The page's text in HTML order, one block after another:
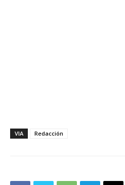
VIA Redacción